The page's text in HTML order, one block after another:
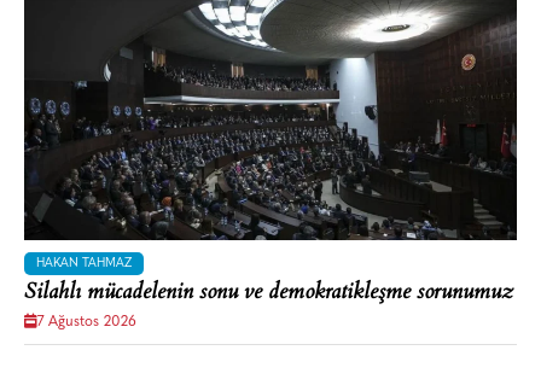
HAKAN TAHMAZ
Silahlı mücadelenin sonu ve demokratikleşme sorunumuz
7 Ağustos 2026